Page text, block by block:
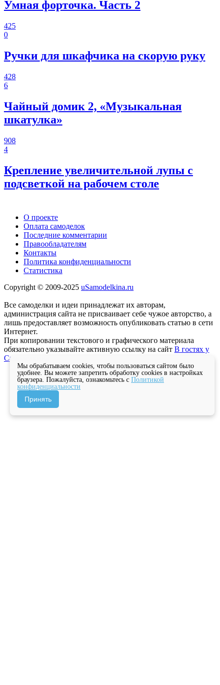
Умная форточка. Часть 2
425
0
Ручки для шкафчика на скорую руку
428
6
Чайный домик 2, «Музыкальная
шкатулка»
908
4
Крепление увеличительной лупы с
подсветкой на рабочем столе
О проекте
Оплата самоделок
Последние комментарии
Правообладателям
Контакты
Политика конфиденциальности
Статистика
Copyright © 2009-2025 uSamodelkina.ru
Все самоделки и идеи принадлежат их авторам,
администрация сайта не присваивает себе чужое авторство, а
лишь предоставляет возможность опубликовать статью в сети
Интернет.
При копировании текстового и графического материала
обязательно указывайте активную ссылку на сайт В гостях у
Самоделкина
Мы обрабатываем cookies, чтобы пользоваться сайтом было
удобнее. Вы можете запретить обработку cookies в настройках
браузера. Пожалуйста, ознакомьтесь с Политикой
конфиденциальности
Принять